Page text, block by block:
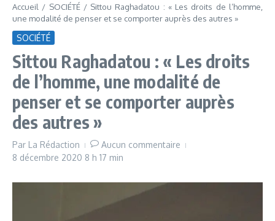
Accueil / SOCIÉTÉ/ Sittou Raghadatou : « Les droits de l’homme,
une modalité de penser et se comporter auprès des autres »
SOCIÉTÉ
Sittou Raghadatou : « Les droits
de l’homme, une modalité de
penser et se comporter auprès
des autres »
Par La Rédaction
Aucun commentaire
8 décembre 2020 8 h 17 min